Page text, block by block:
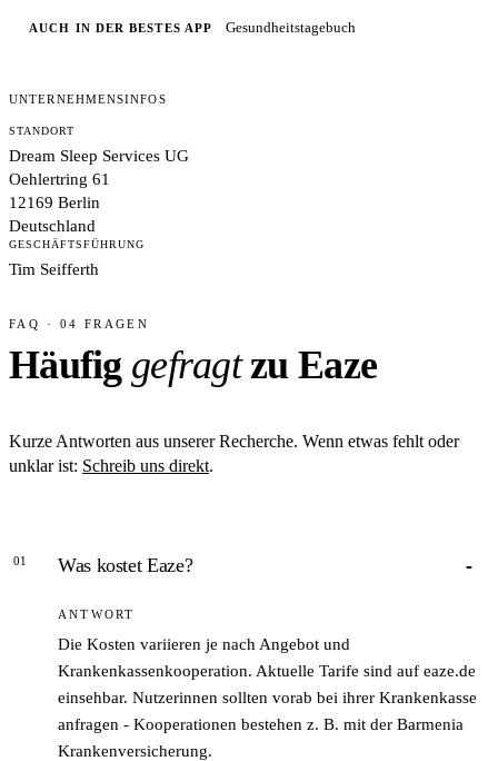
AUCH IN DER BESTES APP Gesundheitstagebuch
UNTERNEHMENSINFOS
STANDORT
Dream Sleep Services UG
Oehlertring 61
12169 Berlin
Deutschland
GESCHÄFTSFÜHRUNG
Tim Seifferth
FAQ · 04 FRAGEN
Häufig gefragtzu Eaze
Kurze Antworten aus unserer Recherche. Wenn etwas fehlt oder
unklar ist: Schreib uns direkt.
01 Was kostet Eaze?
ANTWORT
Die Kosten variieren je nach Angebot und
Krankenkassenkooperation. Aktuelle Tarife sind auf eaze.de
einsehbar. Nutzerinnen sollten vorab bei ihrer Krankenkasse
anfragen - Kooperationen bestehen z. B. mit der Barmenia
Krankenversicherung.